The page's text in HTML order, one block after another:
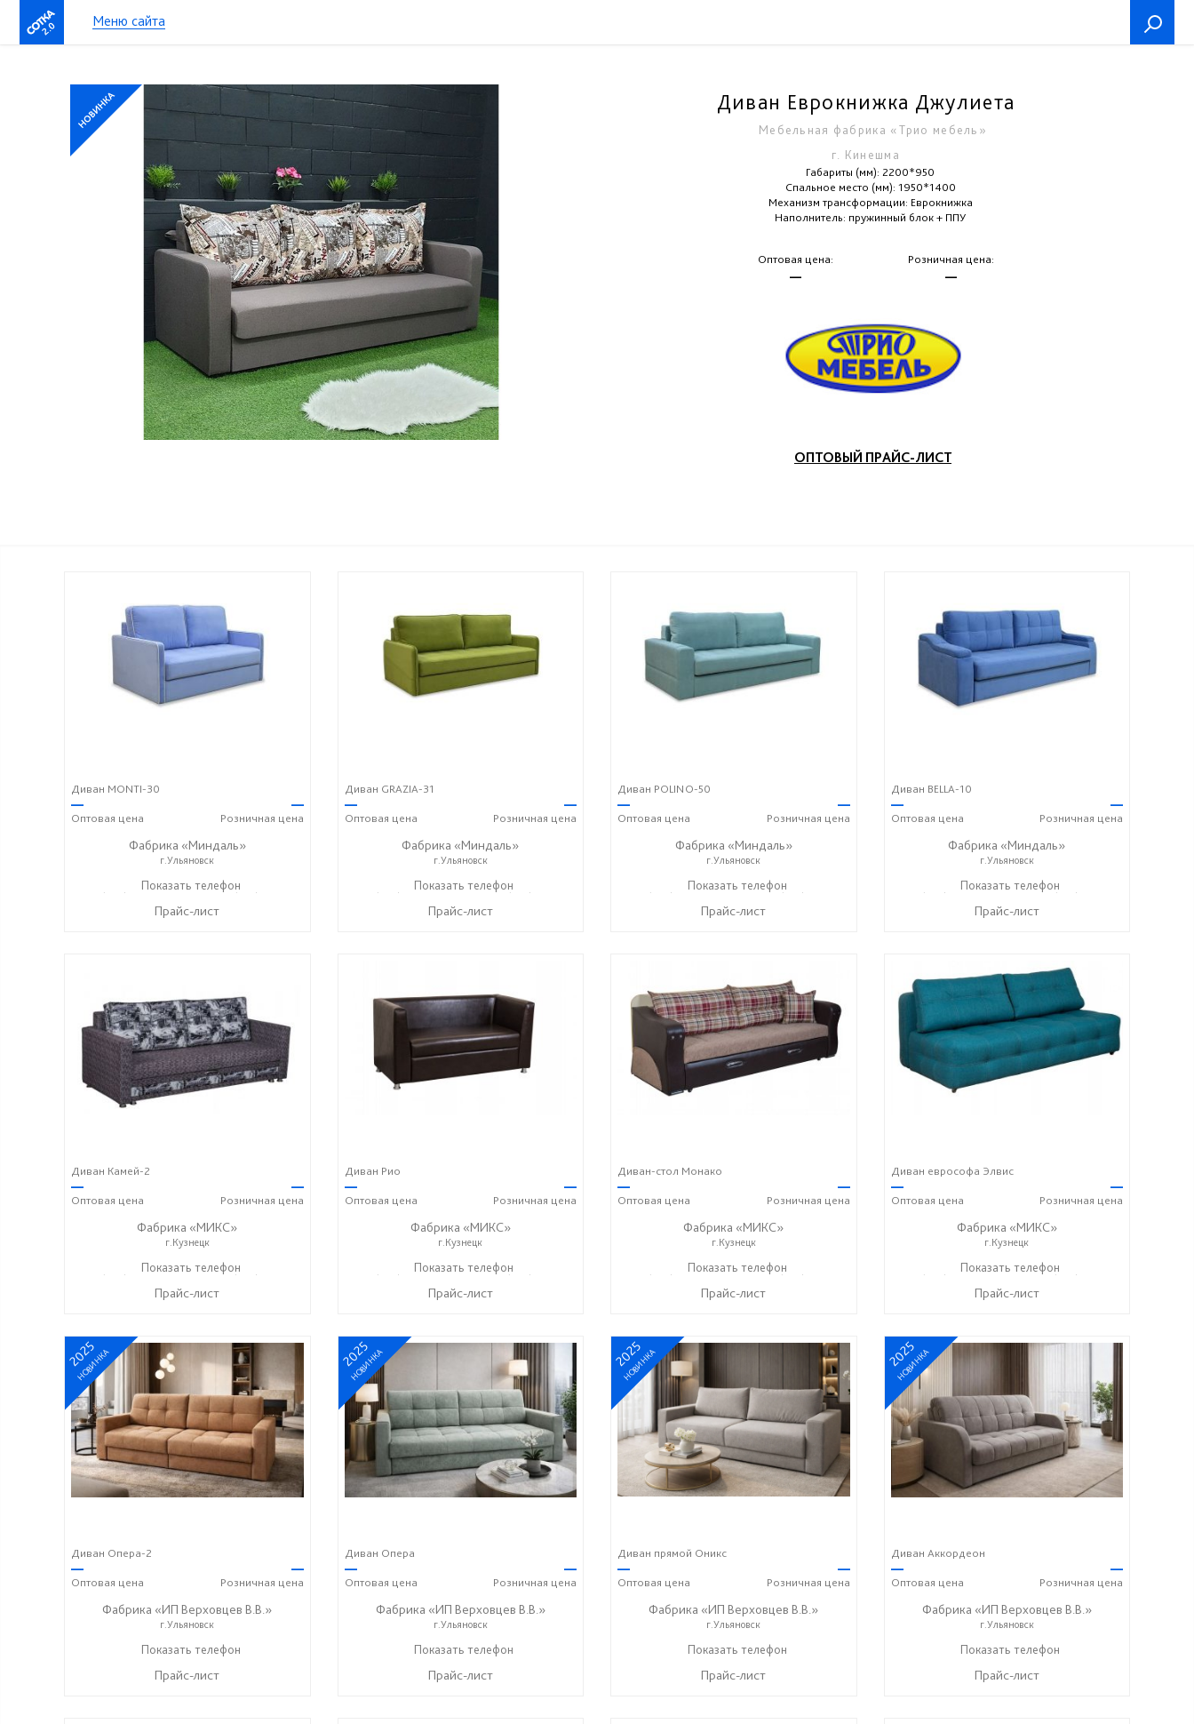
2.0 Меню сайта
Диван Еврокнижка Джулиета
Мебельная фабрика «Трио мебель»
г. Кинешма
Габариты (мм): 2200*950
Спальное место (мм): 1950*1400
Механизм трансформации: Еврокнижка
Наполнитель: пружинный блок + ППУ
Оптовая цена:
—
Розничная цена:
—
ОПТОВЫЙ ПРАЙС-ЛИСТ
Диван MONTI-30
—
Оптовая цена
—
Розничная цена
Фабрика «Миндаль»
г.Ульяновск
+7 (927) 630-62-82 ☎+7 (917) 638-44-17
Показать телефон
Прайс-лист
Диван GRAZIA-31
—
Оптовая цена
—
Розничная цена
Фабрика «Миндаль»
г.Ульяновск
+7 (927) 630-62-82 ☎+7 (917) 638-44-17
Показать телефон
Прайс-лист
Диван POLINO-50
—
Оптовая цена
—
Розничная цена
Фабрика «Миндаль»
г.Ульяновск
+7 (927) 630-62-82 ☎+7 (917) 638-44-17
Показать телефон
Прайс-лист
Диван BELLA-10
—
Оптовая цена
—
Розничная цена
Фабрика «Миндаль»
г.Ульяновск
+7 (927) 630-62-82 ☎+7 (917) 638-44-17
Показать телефон
Прайс-лист
Диван Камей-2
—
Оптовая цена
—
Розничная цена
Фабрика «МИКС»
г.Кузнецк
+7 (937) 423-36-37 ☎+7 (937) 428-44-55
Показать телефон
Прайс-лист
Диван Рио
—
Оптовая цена
—
Розничная цена
Фабрика «МИКС»
г.Кузнецк
+7 (937) 423-36-37 ☎+7 (937) 428-44-55
Показать телефон
Прайс-лист
Диван-стол Монако
—
Оптовая цена
—
Розничная цена
Фабрика «МИКС»
г.Кузнецк
+7 (937) 423-36-37 ☎+7 (937) 428-44-55
Показать телефон
Прайс-лист
Диван еврософа Элвис
—
Оптовая цена
—
Розничная цена
Фабрика «МИКС»
г.Кузнецк
+7 (937) 423-36-37 ☎+7 (937) 428-44-55
Показать телефон
Прайс-лист
2025
НОВИНКА
Диван Опера-2
—
Оптовая цена
—
Розничная цена
Фабрика «ИП Верховцев В.В.»
г.Ульяновск
8-987-637-27-82
Показать телефон
Прайс-лист
2025
НОВИНКА
Диван Опера
—
Оптовая цена
—
Розничная цена
Фабрика «ИП Верховцев В.В.»
г.Ульяновск
8-987-637-27-82
Показать телефон
Прайс-лист
2025
НОВИНКА
Диван прямой Оникс
—
Оптовая цена
—
Розничная цена
Фабрика «ИП Верховцев В.В.»
г.Ульяновск
8-987-637-27-82
Показать телефон
Прайс-лист
2025
НОВИНКА
Диван Аккордеон
—
Оптовая цена
—
Розничная цена
Фабрика «ИП Верховцев В.В.»
г.Ульяновск
8-987-637-27-82
Показать телефон
Прайс-лист